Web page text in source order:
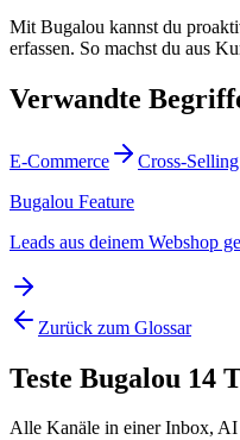
Mit Bugalou kannst du
erfassen. So machst du aus
Verwandte
E-Commerce Cross-Selling
Bugalou Feature
Leads aus deinem Webshop
Zurück zum Glossar
Teste Bugalou 14
Alle Kanäle in einer Inbox, AI